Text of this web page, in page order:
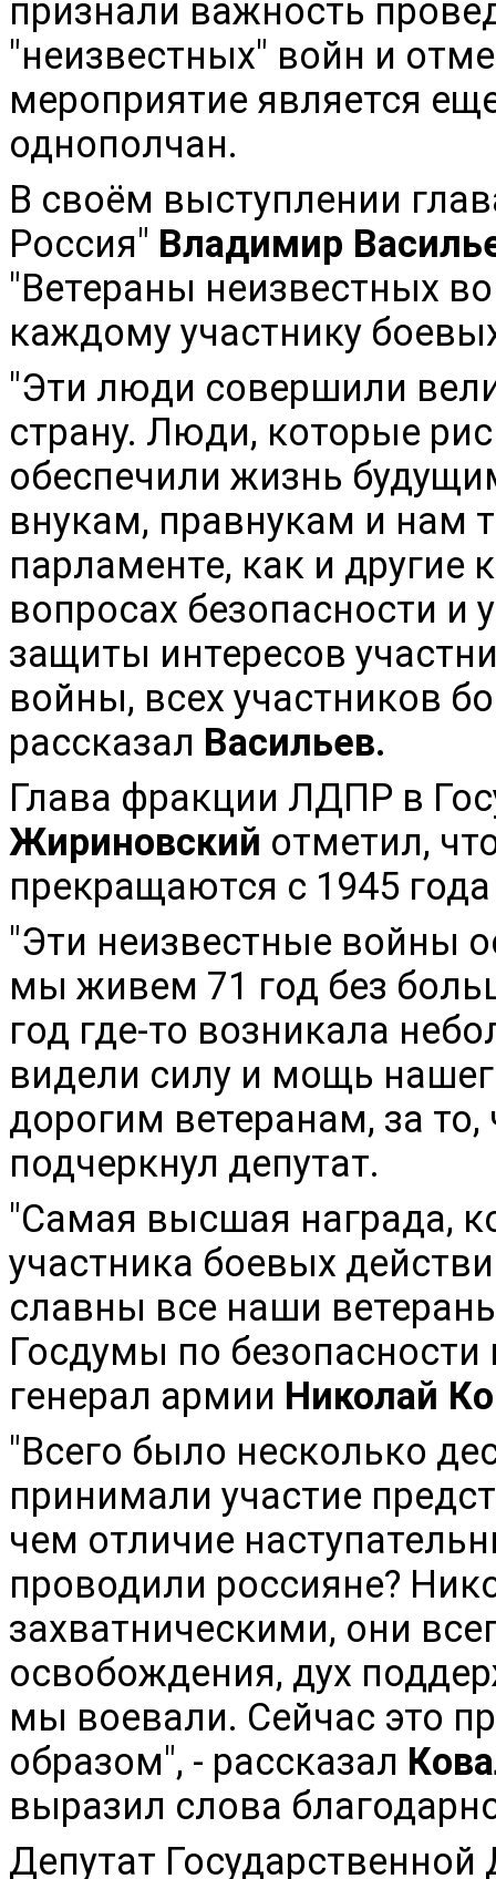
признали важность
"неизвестных" войн и
мероприятие является
однополчан.
В своём выступлении
Россия" Владимир
"Ветераны неизвестных
каждому участнику
"Эти люди совершили
страну. Люди, которые
обеспечили жизнь
внукам, правнукам и нам
парламенте, как и другие
вопросах безопасности и
защиты интересов
войны, всех участников
рассказал Васильев.
Глава фракции ЛДПР в
Жириновский отметил,
прекращаются с 1945
"Эти неизвестные войны
мы живем 71 год без
год где-то возникала
видели силу и мощь
дорогим ветеранам, за
подчеркнул депутат.
"Самая высшая награда,
участника боевых
славны все наши
Госдумы по
генерал армии Николай
"Всего было несколько
принимали участие
чем отличие
проводили россияне?
захватническими, они
освобождения, дух
мы воевали. Сейчас это
образом", - рассказал
выразил слова
Депутат